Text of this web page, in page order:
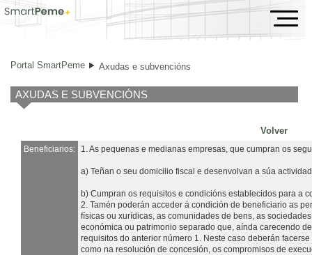
Axudas e subvencións
Portal SmartPeme Axudas e subvencións
AXUDAS E SUBVENCIÓNS
Volver
Beneficiarios: 1. As pequenas e medianas empresas, que cumpran os
a) Teñan o seu domicilio fiscal e desenvolvan a súa
b) Cumpran os requisitos e condicións establecidos para a
2. Tamén poderán acceder á condición de beneficiario as
físicas ou xurídicas, as comunidades de bens, as
económica ou patrimonio separado que, aínda carecendo
requisitos do anterior número 1. Neste caso deberán
como na resolución de concesión, os compromisos de